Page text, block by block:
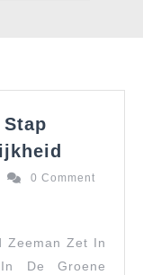
0 Comment
Zeeman Zet In
De Groene